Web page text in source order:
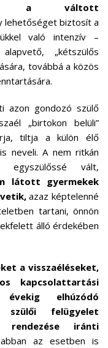
a váltott
lehetőséget biztosít a
való intenzív –
„kétszülős
továbbá a közös
azon gondozó szülő
„birtokon belüli”
tiltja a külön élő
neveli. A nem ritkán
egyszülőssé vált,
látott gyermekek
azaz képtelenné
tartani, önnön
álló érdekében
a visszaéléseket,
kapcsolattartási
elhúzódó
szülői felügyelet
rendezése iránti
az esetben is